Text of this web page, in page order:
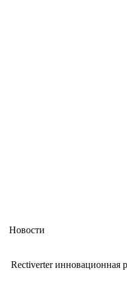
Новости
Rectiverter инновационная